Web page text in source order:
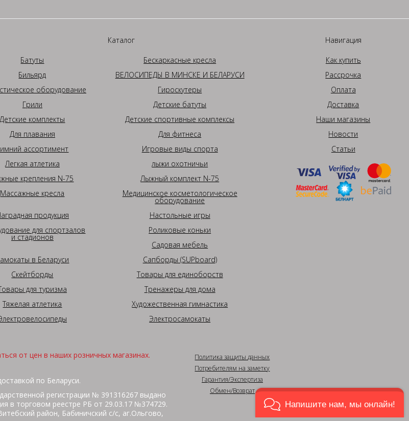
Каталог
Батуты
Бескаркасные кресла
Бильярд
ВЕЛОСИПЕДЫ В МИНСКЕ И БЕЛАРУСИ
оборудование
Гироскутеры
Грили
Детские батуты
Детские комплекты
Детские спортивные комплексы
Для плавания
Для фитнеса
ассортимент
Игровые виды спорта
Легкая атлетика
лыжи охотничьи
крепления N-75
Лыжный комплект N-75
Массажные кресла
Медицинское косметологическое
оборудование
продукция
Настольные игры
для спортзалов
и стадионов
Роликовые коньки
Садовая мебель
в Беларуси
Сапборды (SUPboard)
Скейтборды
Товары для единоборств
для туризма
Тренажеры для дома
Тяжелая атлетика
Художественная гимнастика
Электросамокаты
Навигация
Как купить
Рассрочка
Оплата
Доставка
Наши магазины
Новости
Статьи
от цен в наших розничных магазинах.
по Беларуси.
регистрации № 391316267 выдано
в торговом реестре РБ от 29.03.17 №374729.
район, Бабиничский с/с, аг.Ольгово,
Политика защиты данных
Потребителям на заметку
Гарантия/Экспертиза
Обмен/Возврат
Напишите нам, мы онлайн!